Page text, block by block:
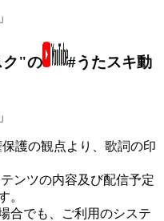
ク"の
#うたスキ動
護の観点より、歌詞の印
ンツの内容及び配信予定
。
合でも、ご利用のシステ